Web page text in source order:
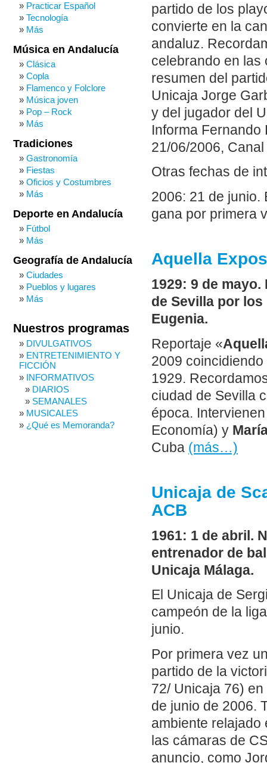
partido de los
convierte en la
andaluz.
celebrando en las
resumen del
Unicaja Jorge
y del jugador del
Informa Fernando
21/06/2006,
Otras fechas de
2006: 21 de junio.
gana por primera
Aquella
1929: 9 de
de Sevilla por
Eugenia.
Reportaje «
2009
1929.
ciudad de Sevilla
época.
Economía) y
Cuba (más…)
Unicaja de
ACB
1961: 1 de abril.
entrenador de
Unicaja Málaga.
El Unicaja de
campeón de la
junio.
Por primera vez
partido de la
72/ Unicaja 76)
de junio de 2006.
ambiente
las cámaras de
anuncio, como
Practicar Español
Tecnología
Más
Música en Andalucía
Clásica
Copla
Flamenco y Folclore
Música joven
Pop – Rock
Más
Tradiciones
Gastronomía
Fiestas
Oficios y Costumbres
Más
Deporte en Andalucía
Fútbol
Más
Geografía de Andalucía
Ciudades
Pueblos y lugares
Más
Nuestros programas
DIVULGATIVOS
ENTRETENIMIENTO Y
FICCIÓN
INFORMATIVOS
DIARIOS
SEMANALES
MUSICALES
¿Qué es Memoranda?